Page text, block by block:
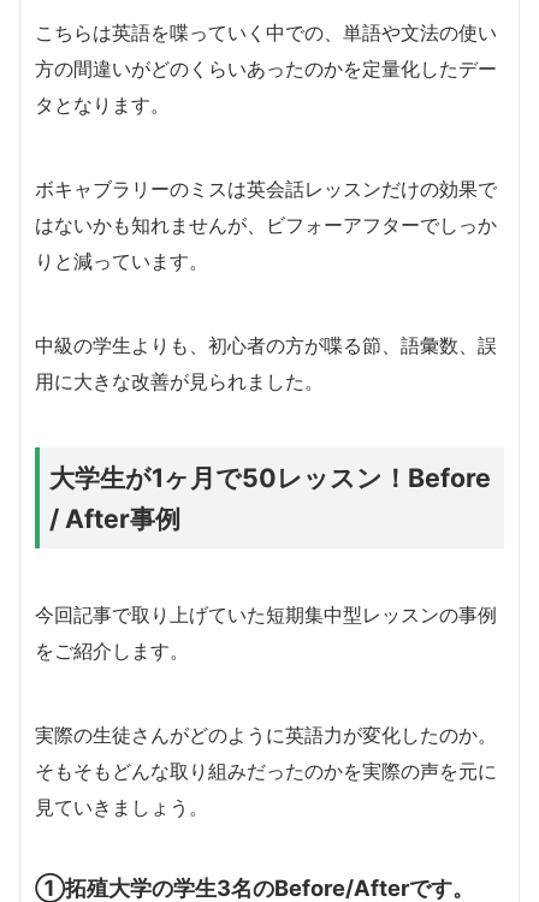
こちらは英語を喋っていく中での、単語や文法の使い
方の間違いがどのくらいあったのかを定量化したデー
タとなります。
ボキャブラリーのミスは英会話レッスンだけの効果で
はないかも知れませんが、ビフォーアフターでしっか
りと減っています。
中級の学生よりも、初心者の方が喋る節、語彙数、誤
用に大きな改善が見られました。
大学生が1ヶ月で50レッスン！Before
/ After事例
今回記事で取り上げていた短期集中型レッスンの事例
をご紹介します。
実際の生徒さんがどのように英語力が変化したのか。
そもそもどんな取り組みだったのかを実際の声を元に
見ていきましょう。
①拓殖大学の学生3名のBefore/Afterです。